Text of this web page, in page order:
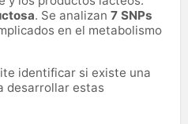
. Se analizan 7 SNPs
en el metabolismo
identificar si existe una
desarrollar estas